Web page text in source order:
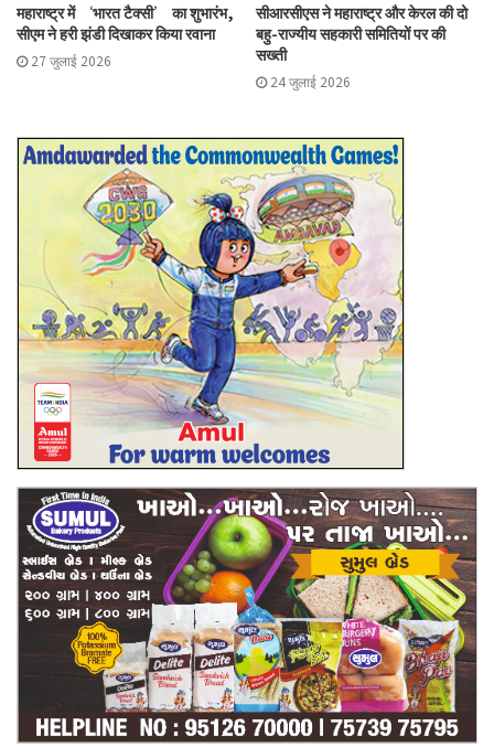
महाराष्ट्र में ‘भारत टैक्सी’ का शुभारंभ,
सीएम ने हरी झंडी दिखाकर किया रवाना
27 जुलाई 2026
सीआरसीएस ने महाराष्ट्र और केरल की दो
बहु-राज्यीय सहकारी समितियों पर की
सख्ती
24 जुलाई 2026